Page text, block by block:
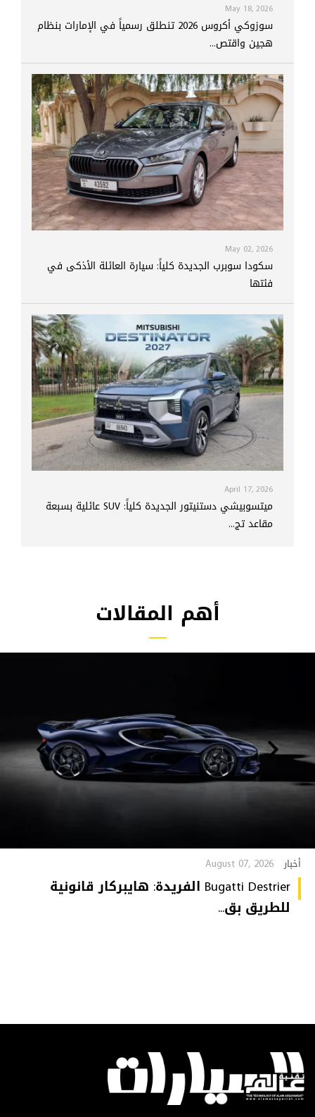
May 18, 2026
سوزوكي أكروس 2026 تنطلق رسمياً في الإمارات بنظام
هجين واقتص...
May 02, 2026
سكودا سوبرب الجديدة كلياً: سيارة العائلة الأذكى في
فئتها
April 17, 2026
ميتسوبيشي دستنيتور الجديدة كلياً: SUV عائلية بسبعة
مقاعد تج...
أهم المقالات
أخبار August 07, 2026
Bugatti Destrier الفريدة: هايبركار قانونية
للطريق بق...